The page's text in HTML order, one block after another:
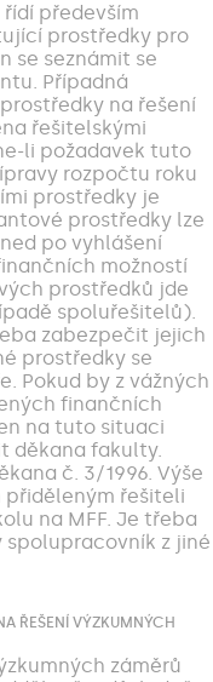
především
prostředky pro
se seznámit se
Případná
na řešení
řešitelskými
li požadavek tuto
rozpočtu roku
prostředky je
prostředky lze
po vyhlášení
možností
prostředků jde
spoluřešitelů).
zabezpečit jejich
prostředky se
Pokud by z vážných
finančních
na tuto situaci
děkana fakulty.
č. 3/1996. Výše
přiděleným řešiteli
na MFF. Je třeba
z jiné
ŘEŠENÍ VÝZKUMNÝCH
záměrů